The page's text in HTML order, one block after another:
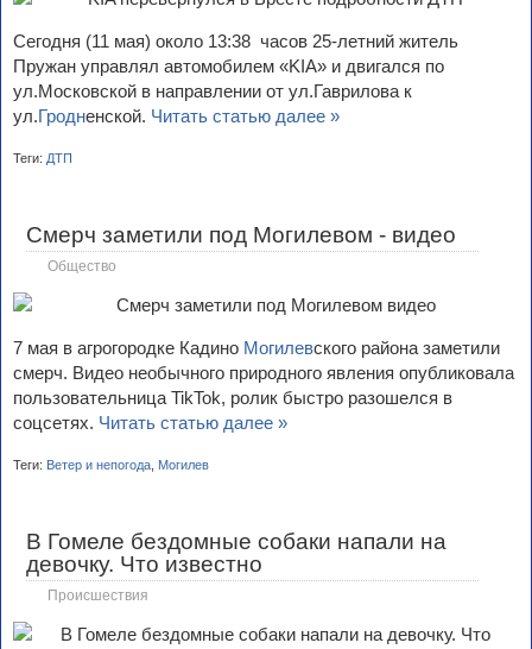
Сегодня (11 мая) около 13:38 часов 25-летний житель
Пружан управлял автомобилем «KIA» и двигался по
ул.Московской в направлении от ул.Гаврилова к
ул.Гродненской. Читать статью далее »
Теги: ДТП
Смерч заметили под Могилевом - видео
Общество
7 мая в агрогородке Кадино Могилевского района заметили
смерч. Видео необычного природного явления опубликовала
пользовательница TikTok, ролик быстро разошелся в
соцсетях. Читать статью далее »
Теги: Ветер и непогода Могилев
В Гомеле бездомные собаки напали на
девочку. Что известно
Происшествия